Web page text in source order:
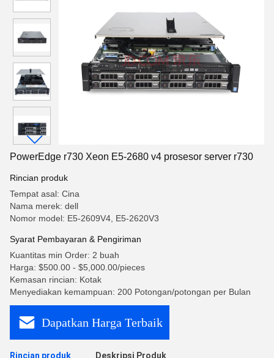
PowerEdge r730 Xeon E5-2680 v4 prosesor server r730
Rincian produk
Tempat asal: Cina
Nama merek: dell
Nomor model: E5-2609V4, E5-2620V3
Syarat Pembayaran & Pengiriman
Kuantitas min Order: 2 buah
Harga: $500.00 - $5,000.00/pieces
Kemasan rincian: Kotak
Menyediakan kemampuan: 200 Potongan/potongan per Bulan
Dapatkan Harga Terbaik
Rincian produk Deskripsi Produk